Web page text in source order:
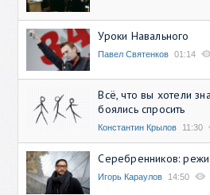
Уроки Навального
Павел Святенков 01:14
Всё, что вы хотели
боялись спросить
Константин Крылов 11:30
Серебренников:
Игорь Караулов 14:50